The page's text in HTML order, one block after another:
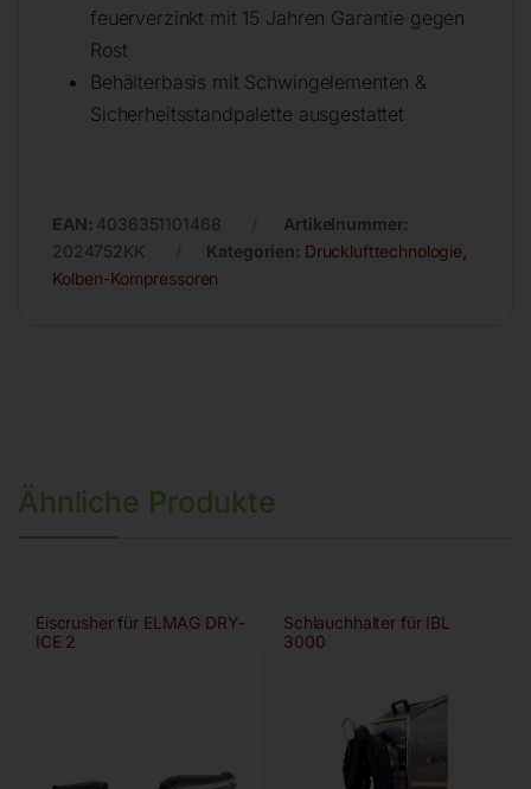
feuerverzinkt mit 15 Jahren Garantie gegen
Rost
Behälterbasis mit Schwingelementen &
Sicherheitsstandpalette ausgestattet
EAN: 4036351101468
Artikelnummer:
2024752KK
Kategorien: Drucklufttechnologie
Kolben-Kompressoren
Ähnliche Produkte
Eiscrusher für ELMAG DRY-
ICE 2
Schlauchhalter für IBL
3000